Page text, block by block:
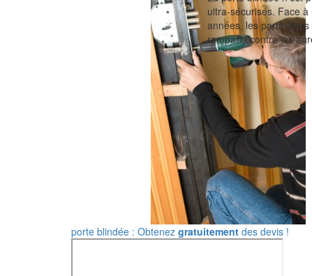
ultra-sécurisés. Face
années, les
remparts contre les
porte blindée : Obtenez gratuitement des devis !